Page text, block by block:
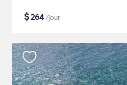
$264/jour